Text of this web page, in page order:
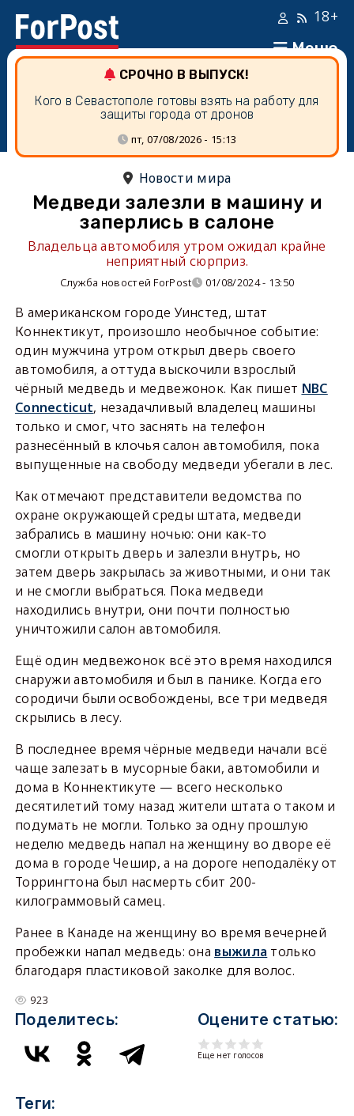
Меню
18+
СРОЧНО В ВЫПУСК!
Кого в Севастополе готовы взять на работу для
защиты города от дронов
пт, 07/08/2026 - 15:13
Новости мира
Медведи залезли в машину и
заперлись в салоне
Владельца автомобиля утром ожидал крайне
неприятный сюрприз.
Служба новостей ForPost 01/08/2024 - 13:50
В американском городе Уинстед, штат
Коннектикут, произошло необычное событие:
один мужчина утром открыл дверь своего
автомобиля, а оттуда выскочили взрослый
чёрный медведь и медвежонок. Как пишет NBC
Connecticut, незадачливый владелец машины
только и смог, что заснять на телефон
разнесённый в клочья салон автомобиля, пока
выпущенные на свободу медведи убегали в лес.
Как отмечают представители ведомства по
охране окружающей среды штата, медведи
забрались в машину ночью: они как-то
смогли открыть дверь и залезли внутрь, но
затем дверь закрылась за животными, и они так
и не смогли выбраться. Пока медведи
находились внутри, они почти полностью
уничтожили салон автомобиля.
Ещё один медвежонок всё это время находился
снаружи автомобиля и был в панике. Когда его
сородичи были освобождены, все три медведя
скрылись в лесу.
В последнее время чёрные медведи начали всё
чаще залезать в мусорные баки, автомобили и
дома в Коннектикуте — всего несколько
десятилетий тому назад жители штата о таком и
подумать не могли. Только за одну прошлую
неделю медведь напал на женщину во дворе её
дома в городе Чешир, а на дороге неподалёку от
Торрингтона был насмерть сбит 200-
килограммовый самец.
Ранее в Канаде на женщину во время вечерней
пробежки напал медведь: она выжила только
благодаря пластиковой заколке для волос.
923
Поделитесь: Оцените статью:
Еще нет голосов
Теги: